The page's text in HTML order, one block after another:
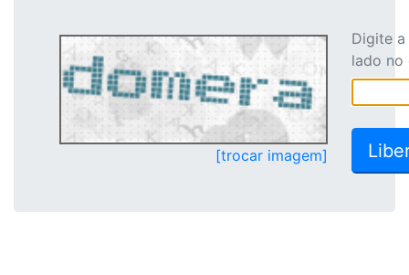
[trocar imagem]
Digite
lado no